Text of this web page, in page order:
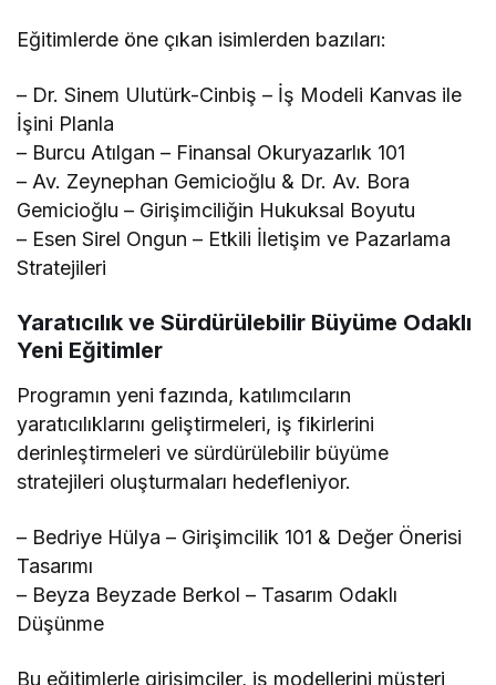
Eğitimlerde öne çıkan isimlerden bazıları:
– Dr. Sinem Ulutürk-Cinbiş – İş Modeli Kanvas ile
İşini Planla
– Burcu Atılgan – Finansal Okuryazarlık 101
– Av. Zeynephan Gemicioğlu & Dr. Av. Bora
Gemicioğlu – Girişimciliğin Hukuksal Boyutu
– Esen Sirel Ongun – Etkili İletişim ve Pazarlama
Stratejileri
Yaratıcılık ve Sürdürülebilir Büyüme Odaklı
Yeni Eğitimler
Programın yeni fazında, katılımcıların
yaratıcılıklarını geliştirmeleri, iş fikirlerini
derinleştirmeleri ve sürdürülebilir büyüme
stratejileri oluşturmaları hedefleniyor.
– Bedriye Hülya – Girişimcilik 101 & Değer Önerisi
Tasarımı
– Beyza Beyzade Berkol – Tasarım Odaklı
Düşünme
Bu eğitimlerle girişimciler, iş modellerini müşteri